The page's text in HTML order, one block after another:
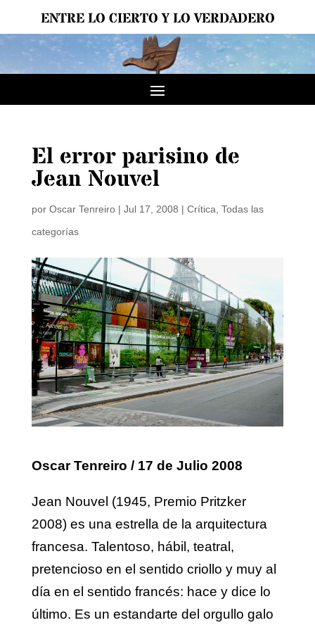
ENTRE LO CIERTO Y LO VERDADERO
El error parisino de
Jean Nouvel
por Oscar Tenreiro| Jul 17, 2008 | Crítica Todas las
categorías
Oscar Tenreiro / 17 de Julio 2008
Jean Nouvel (1945, Premio Pritzker
2008) es una estrella de la arquitectura
francesa. Talentoso, hábil, teatral,
pretencioso en el sentido criollo y muy al
día en el sentido francés: hace y dice lo
último. Es un estandarte del orgullo galo